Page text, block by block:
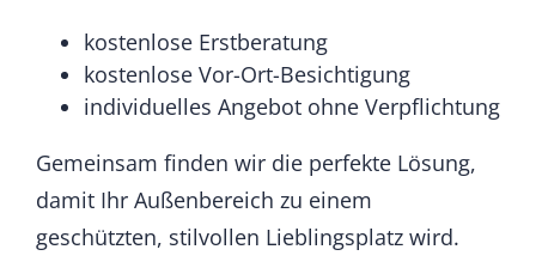
kostenlose Erstberatung
kostenlose Vor-Ort-Besichtigung
individuelles Angebot ohne Verpflichtung
Gemeinsam finden wir die perfekte Lösung,
damit Ihr Außenbereich zu einem
geschützten, stilvollen Lieblingsplatz wird.